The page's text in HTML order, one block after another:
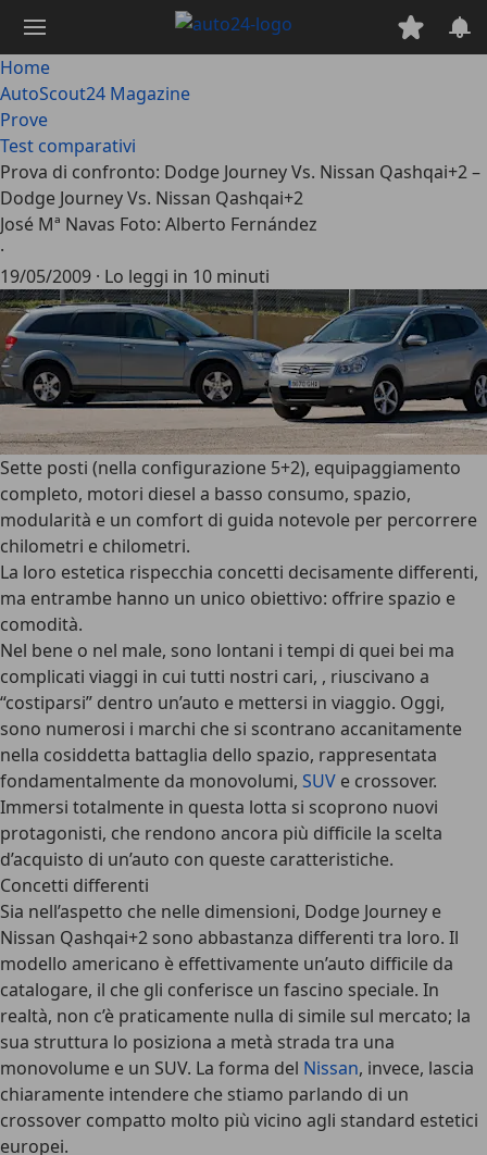
contenuto
principale
Home
AutoScout24 Magazine
Prove
Test comparativi
Prova di confronto: Dodge Journey Vs. Nissan Qashqai+2 –
Dodge Journey Vs. Nissan Qashqai+2
José Mª Navas Foto: Alberto Fernández
·
19/05/2009 · Lo leggi in 10 minuti
Sette posti (nella configurazione 5+2), equipaggiamento
completo, motori diesel a basso consumo, spazio,
modularità e un comfort di guida notevole per percorrere
chilometri e chilometri.
La loro estetica rispecchia concetti decisamente differenti,
ma entrambe hanno un unico obiettivo: offrire spazio e
comodità.
Nel bene o nel male, sono lontani i tempi di quei bei ma
complicati viaggi in cui tutti nostri cari, , riuscivano a
“costiparsi” dentro un’auto e mettersi in viaggio. Oggi,
sono numerosi i marchi che si scontrano accanitamente
nella cosiddetta battaglia dello spazio, rappresentata
fondamentalmente da monovolumi, SUV e crossover.
Immersi totalmente in questa lotta si scoprono nuovi
protagonisti, che rendono ancora più difficile la scelta
d’acquisto di un’auto con queste caratteristiche.
Concetti differenti
Sia nell’aspetto che nelle dimensioni, Dodge Journey e
Nissan Qashqai+2 sono abbastanza differenti tra loro. Il
modello americano è effettivamente un’auto difficile da
catalogare, il che gli conferisce un fascino speciale. In
realtà, non c’è praticamente nulla di simile sul mercato; la
sua struttura lo posiziona a metà strada tra una
monovolume e un SUV. La forma del Nissan, invece, lascia
chiaramente intendere che stiamo parlando di un
crossover compatto molto più vicino agli standard estetici
europei.